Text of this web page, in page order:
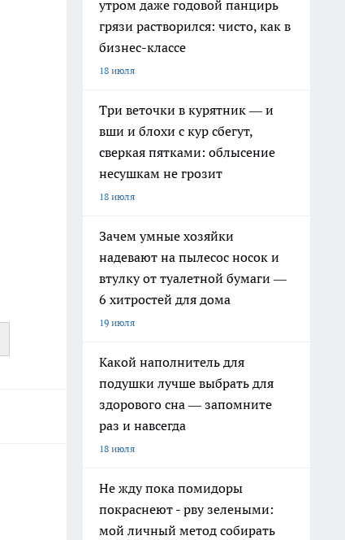
утром даже годовой панцирь
грязи растворился: чисто, как в
бизнес-классе
18 июля
Три веточки в курятник — и
вши и блохи с кур сбегут,
сверкая пятками: облысение
несушкам не грозит
18 июля
Зачем умные хозяйки
надевают на пылесос носок и
втулку от туалетной бумаги —
6 хитростей для дома
19 июля
Какой наполнитель для
подушки лучше выбрать для
здорового сна — запомните
раз и навсегда
18 июля
Не жду пока помидоры
покраснеют - рву зелеными:
мой личный метод собирать